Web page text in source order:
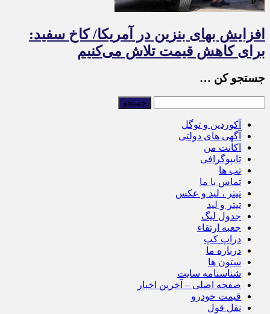
افزایش بهای بنزین در آمریکا/ کاخ سفید:
برای کاهش قیمت تلاش می‌کنیم
جستجو کن …
آکوردین و توگل
آگهی های دولتی
اکانت من
تایپوگرافی
تب ها
تماس با ما
تیتر ، لید و عکس
تیتر و لید
جدول لیگ
جعبه ارتقاء
دراپ کپ
درباره ما
ستون ها
شناسنامه سایت
صفحه اصلی – آخرین اخبار
قیمت خودرو
نقل قول